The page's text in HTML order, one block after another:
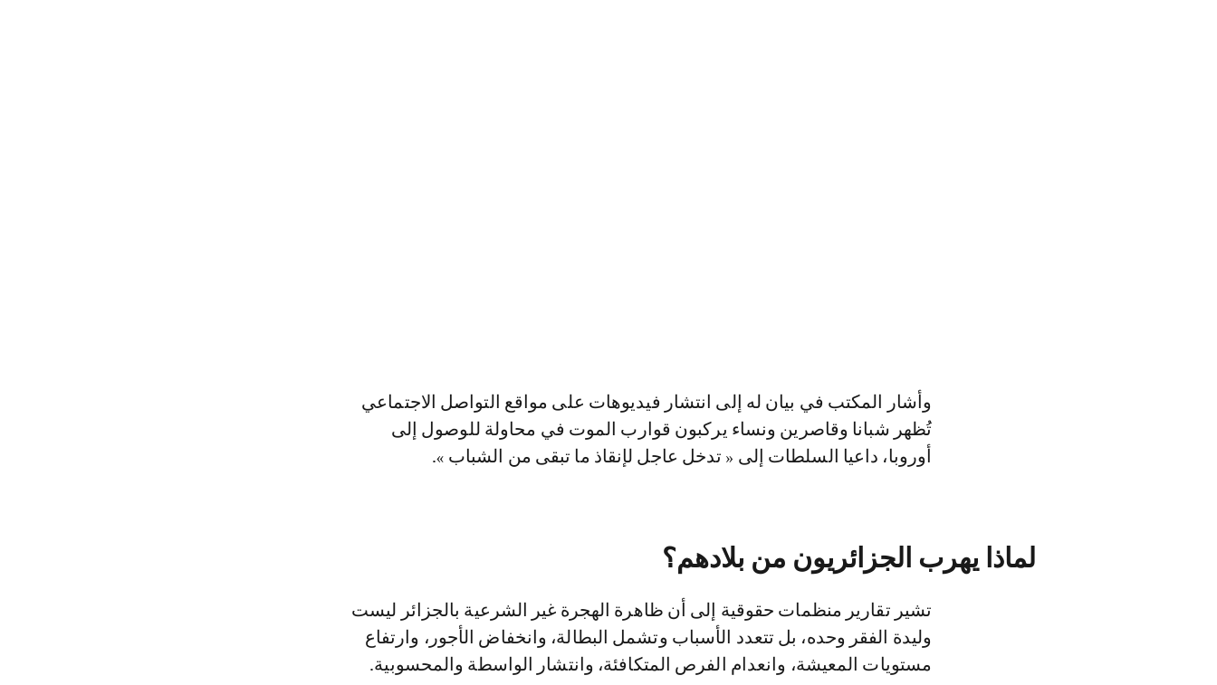
وأشار المكتب في بيان له إلى انتشار فيديوهات على مواقع التواصل الاجتماعي
تُظهر شبانا وقاصرين ونساء يركبون قوارب الموت في محاولة للوصول إلى
أوروبا، داعيا السلطات إلى « تدخل عاجل لإنقاذ ما تبقى من الشباب ».
لماذا يهرب الجزائريون من بلادهم؟
تشير تقارير منظمات حقوقية إلى أن ظاهرة الهجرة غير الشرعية بالجزائر ليست
وليدة الفقر وحده، بل تتعدد الأسباب وتشمل البطالة، وانخفاض الأجور، وارتفاع
مستويات المعيشة، وانعدام الفرص المتكافئة، وانتشار الواسطة والمحسوبية.